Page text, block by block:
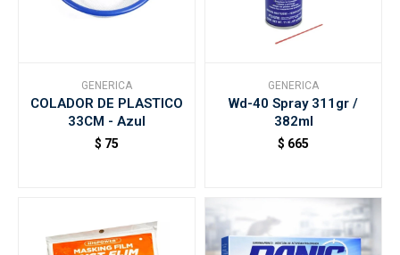
GENERICA
COLADOR DE PLASTICO
33CM - Azul
$ 75
GENERICA
Wd-40 Spray 311gr /
382ml
$ 665